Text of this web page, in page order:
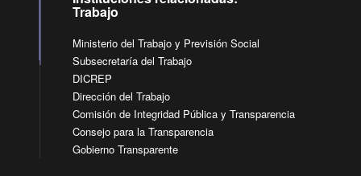
Trabajo
Ministerio del Trabajo y Previsión Social
Subsecretaría del Trabajo
DICREP
Dirección del Trabajo
Comisión de Integridad Pública y Transparencia
Consejo para la Transparencia
Gobierno Transparente